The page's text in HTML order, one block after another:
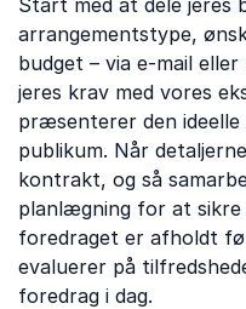
Start med at dele jeres
arrangementstype,
budget – via e-mail
jeres krav med vores
præsenterer den
publikum. Når
kontrakt, og så
planlægning for at
foredraget er afholdt
evaluerer på
foredrag i dag.